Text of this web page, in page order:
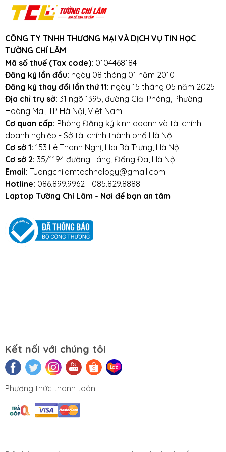
Cam kết:Tường Chí Lâm
chất lượng cao. Với tiêu chí chất lượng là
hàng đầu, chúng thôi cam kết không bán
hàng kém chất lượng, gây ảnh hưởng
đến laptop của khách hàng.
Lâm – Điểm 10 cho sự tin cậy
Lưu ý khi sử dụng pin laptop:
Tránh pin bị va đập, rơi vỡ, móp méo, tác
động vật lý bên ngoài vào
Tránh pin tiếp xúc với nước.
Tắt các ứng dụng không cần thiết khi sử dụng
laptop.
Mọi yêu cầu đặt hàng, hỗ trợ tư vấn sản
Website:https://tuongchilam.com
CÔNG TY TNHH THƯƠNG MẠI VÀ DỊCH VỤ TIN HỌC
TƯỜNG CHÍ LÂM
Mã số thuế (Tax code): 0104468184
Đăng ký lần đầu: ngày 08 tháng 01 năm 2010
Đăng ký thay đổi lần thứ 11: ngày 15 tháng 05 năm 2025
Địa chỉ trụ sở: 31 ngõ 1395, đường Giải Phóng, Phường
Hoàng Mai, TP Hà Nội, Việt Nam
Cơ quan cấp: Phòng Đăng ký kinh doanh và tài chính
doanh nghiệp - Sở tài chính thành phố Hà Nội
Cơ sở 1: 153 Lê Thanh Nghị, Hai Bà Trưng, Hà Nội
Cơ sở 2: 35/1194 đường Láng, Đống Đa, Hà Nội
Email: Tuongchilamtechnology@gmail.com
Hotline: 086.899.9962 - 085.829.8888
Laptop Tường Chí Lâm - Nơi để bạn an tâm
Kết nối với chúng tôi
Phương thức thanh toán